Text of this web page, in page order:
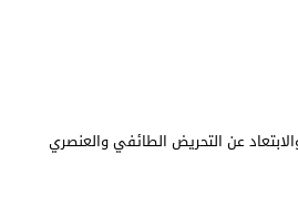
عن التحريض الطائفي والعنصري